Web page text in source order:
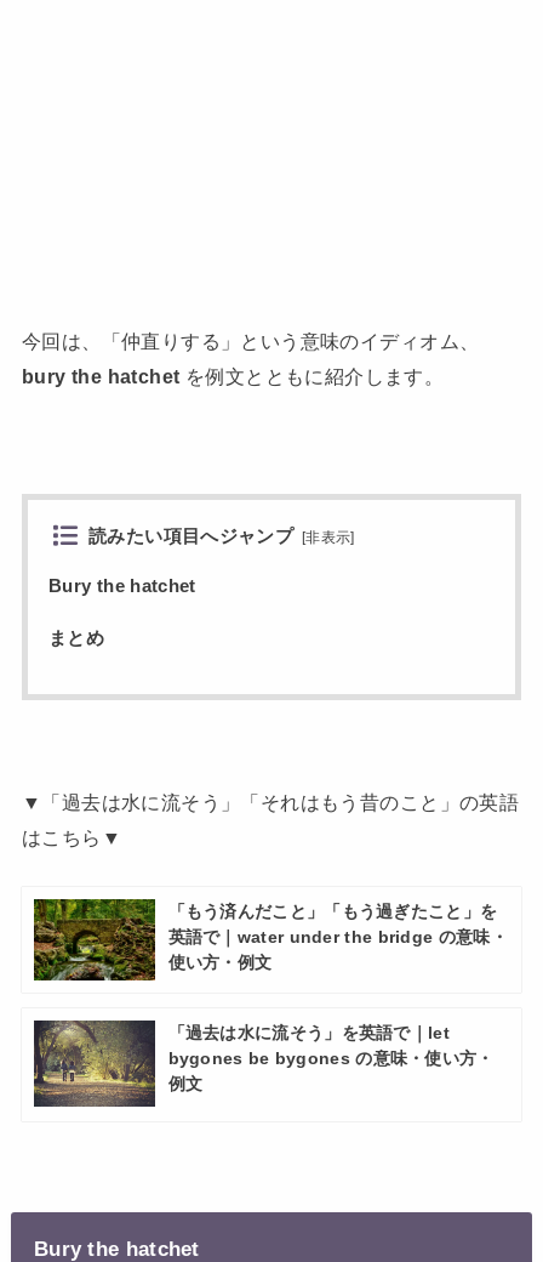
今回は、「仲直りする」という意味のイディオム、
bury the hatchet を例文とともに紹介します。
読みたい項目へジャンプ [非表示]
Bury the hatchet
まとめ
▼「過去は水に流そう」「それはもう昔のこと」の英語
はこちら▼
「もう済んだこと」「もう過ぎたこと」を
英語で｜water under the bridge の意味・
使い方・例文
「過去は水に流そう」を英語で｜let
bygones be bygones の意味・使い方・
例文
Bury the hatchet